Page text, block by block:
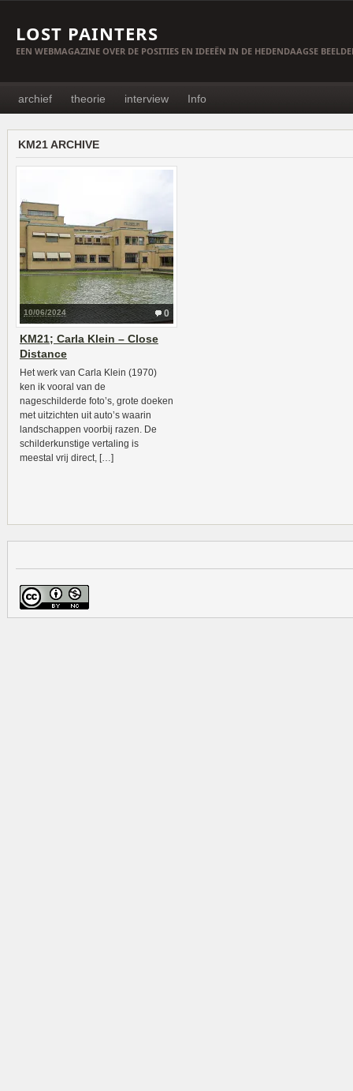
LOST PAINTERS
EEN WEBMAGAZINE OVER DE POSITIES EN IDEEËN IN DE HEDENDAAGSE
archief theorie interview Info
KM21 ARCHIVE
0
10/06/2024
KM21; Carla Klein – Close
Distance
Het werk van Carla Klein (1970)
ken ik vooral van de
nageschilderde foto’s, grote doeken
met uitzichten uit auto’s waarin
landschappen voorbij razen. De
schilderkunstige vertaling is
meestal vrij direct, […]